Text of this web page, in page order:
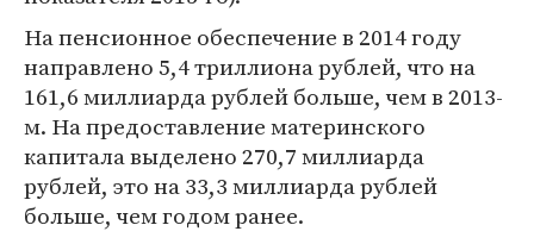
На пенсионное обеспечение в 2014 году
направлено 5,4 триллиона рублей, что на
161,6 миллиарда рублей больше, чем в 2013-
м. На предоставление материнского
капитала выделено 270,7 миллиарда
рублей, это на 33,3 миллиарда рублей
больше, чем годом ранее.